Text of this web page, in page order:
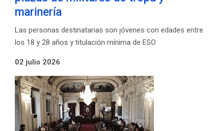
marinería
Las personas destinatarias son jóvenes con edades entre
los 18 y 28 años y titulación mínima de ESO
02 julio 2026